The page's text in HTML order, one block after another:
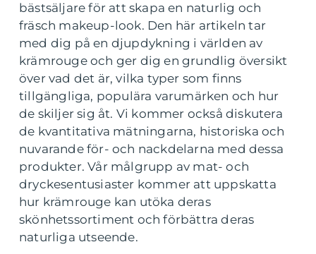
bästsäljare för att skapa en naturlig och
fräsch makeup-look. Den här artikeln tar
med dig på en djupdykning i världen av
krämrouge och ger dig en grundlig översikt
över vad det är, vilka typer som finns
tillgängliga, populära varumärken och hur
de skiljer sig åt. Vi kommer också diskutera
de kvantitativa mätningarna, historiska och
nuvarande för- och nackdelarna med dessa
produkter. Vår målgrupp av mat- och
dryckesentusiaster kommer att uppskatta
hur krämrouge kan utöka deras
skönhetssortiment och förbättra deras
naturliga utseende.